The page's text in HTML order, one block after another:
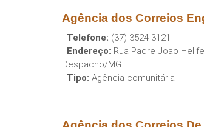
Agência dos Correios
Telefone: (37) 3524-3121
Endereço: Rua Padre Joao
Despacho/MG
Tipo: Agência comunitária